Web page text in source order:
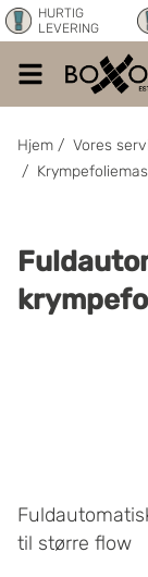
HURTIG
LEVERING
Hjem / Vores
/
til større flow